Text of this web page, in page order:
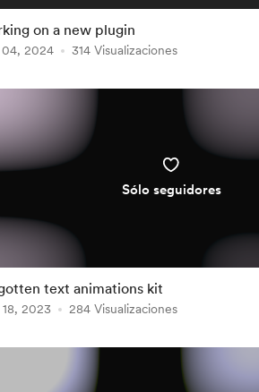
on a new plugin
04, 2024 314 Visualizaciones
Sólo seguidores
text animations kit
2023 284 Visualizaciones